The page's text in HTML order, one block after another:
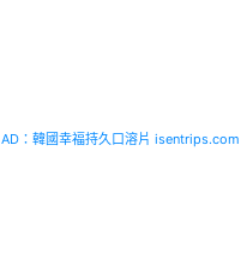
AD：韓國幸福持久口溶片 isentrips.com